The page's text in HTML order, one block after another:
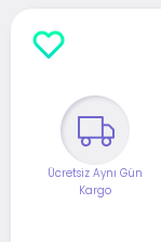
Ücretsiz Aynı Gün
Kargo